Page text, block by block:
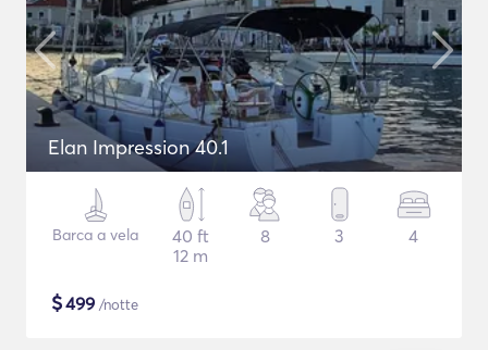
Elan Impression 40.1
Barca a vela
40 ft
12 m
8 3 4
$499 /notte